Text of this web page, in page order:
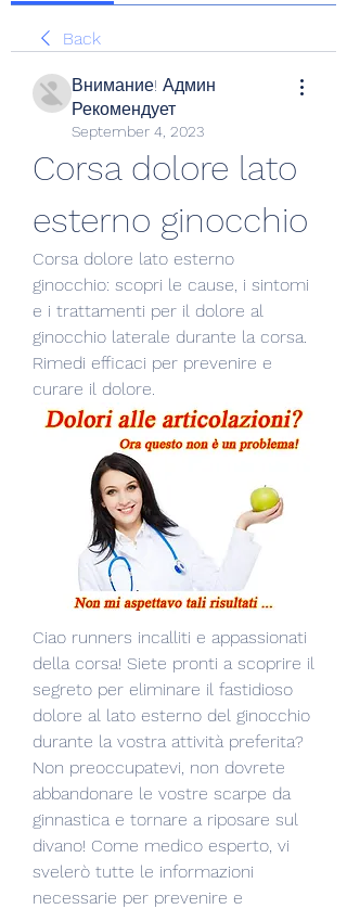
Back
Внимание! Админ
Рекомендует
September 4, 2023
Corsa dolore lato
esterno ginocchio
Corsa dolore lato esterno
ginocchio: scopri le cause, i sintomi
e i trattamenti per il dolore al
ginocchio laterale durante la corsa.
Rimedi efficaci per prevenire e
curare il dolore.
Ciao runners incalliti e appassionati
della corsa! Siete pronti a scoprire il
segreto per eliminare il fastidioso
dolore al lato esterno del ginocchio
durante la vostra attività preferita?
Non preoccupatevi, non dovrete
abbandonare le vostre scarpe da
ginnastica e tornare a riposare sul
divano! Come medico esperto, vi
svelerò tutte le informazioni
necessarie per prevenire e